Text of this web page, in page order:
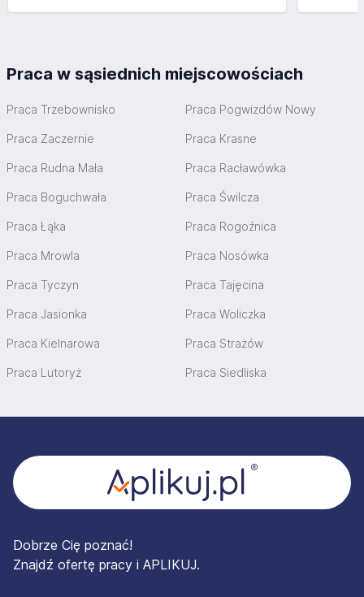
Praca w sąsiednich miejscowościach
Praca Trzebownisko Praca Pogwizdów Nowy
Praca Zaczernie Praca Krasne
Praca Rudna Mała Praca Racławówka
Praca Boguchwała Praca Świlcza
Praca Łąka Praca Rogoźnica
Praca Mrowla Praca Nosówka
Praca Tyczyn Praca Tajęcina
Praca Jasionka Praca Woliczka
Praca Kielnarowa Praca Strażów
Praca Lutoryż Praca Siedliska
Dobrze Cię poznać!
Znajdź ofertę pracy i APLIKUJ.